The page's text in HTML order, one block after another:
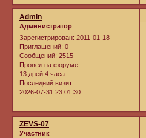
Admin
Администратор
Зарегистрирован: 2011-01-18
Приглашений: 0
Сообщений: 2515
Провел на форуме:
13 дней 4 часа
Последний визит:
2026-07-31 23:01:30
ZEVS-07
Участник